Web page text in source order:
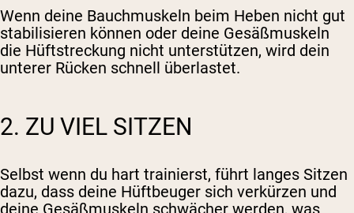
Wenn deine Bauchmuskeln beim Heben nicht gut
stabilisieren können oder deine Gesäßmuskeln
die Hüftstreckung nicht unterstützen, wird dein
unterer Rücken schnell überlastet.
2. ZU VIEL SITZEN
Selbst wenn du hart trainierst, führt langes Sitzen
dazu, dass deine Hüftbeuger sich verkürzen und
deine Gesäßmuskeln schwächer werden, was